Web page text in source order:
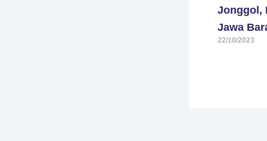
Jonggol,
Jawa
22/10/2023